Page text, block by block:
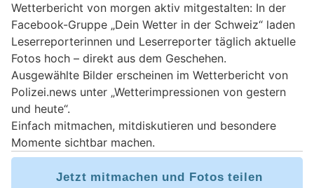
Wetterbericht von morgen aktiv mitgestalten: In der
Facebook-Gruppe „Dein Wetter in der Schweiz“ laden
Leserreporterinnen und Leserreporter täglich aktuelle
Fotos hoch – direkt aus dem Geschehen.
Ausgewählte Bilder erscheinen im Wetterbericht von
Polizei.news unter „Wetterimpressionen von gestern
und heute“.
Einfach mitmachen, mitdiskutieren und besondere
Momente sichtbar machen.
Jetzt mitmachen und Fotos teilen